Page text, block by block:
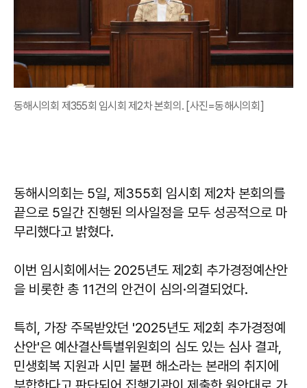
동해시의회 제355회 임시회 제2차 본회의. [사진=동해시의회]
동해시의회는 5일, 제355회 임시회 제2차 본회의를
끝으로 5일간 진행된 의사일정을 모두 성공적으로 마
무리했다고 밝혔다.
이번 임시회에서는 2025년도 제2회 추가경정예산안
을 비롯한 총 11건의 안건이 심의·의결되었다.
특히, 가장 주목받았던 '2025년도 제2회 추가경정예
산안'은 예산결산특별위원회의 심도 있는 심사 결과,
민생회복 지원과 시민 불편 해소라는 본래의 취지에